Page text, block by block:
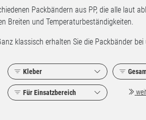
Packbändern aus PP, die alle
Breiten und Temperaturbeständigkeiten.
klassisch erhalten Sie die Packbänder
Kleber
Für Einsatzbereich